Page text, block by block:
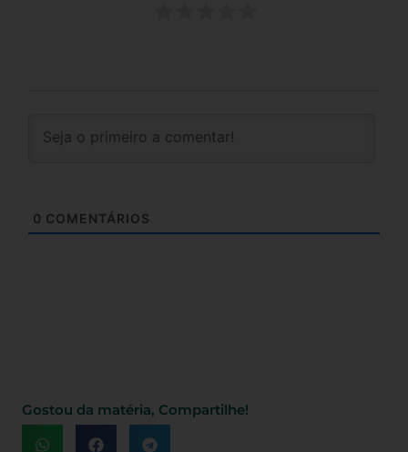
0 COMENTÁRIOS
Gostou da matéria, Compartilhe!